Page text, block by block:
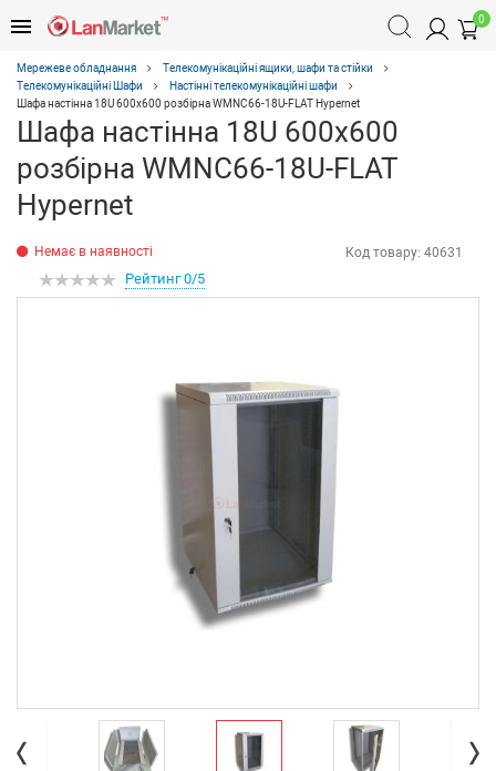
0
Мережеве обладнання
Телекомунікаційні ящики, шафи та стійки
Телекомунікаційні Шафи
Настінні телекомунікаційні шафи
Шафа настінна 18U 600х600 розбірна WMNC66-18U-FLAT Hypernet
Шафа настінна 18U 600х600
розбірна WMNC66-18U-FLAT
Hypernet
Немає в наявності Код товару: 40631
Рейтинг 0/5